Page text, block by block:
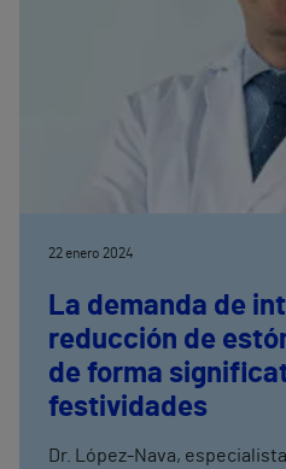
22 enero 2024
La demanda de
reducción de
de forma
festividades
Dr. López-Nava,